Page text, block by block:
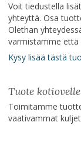
Voit tiedustella
yhteyttä. Osa
Olethan
varmistamme
Kysy lisää tästä
Tuote kotiovelle
Toimitamme
vaativammat